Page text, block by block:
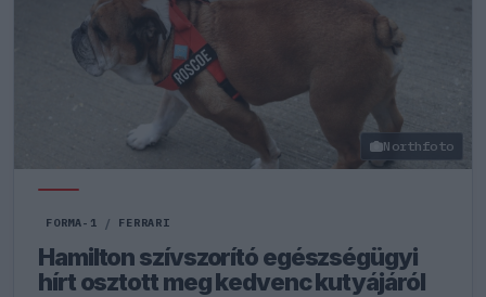
Northfoto
FORMA-1 / FERRARI
Hamilton szívszorító egészségügyi
hírt osztott meg kedvenc kutyájáról